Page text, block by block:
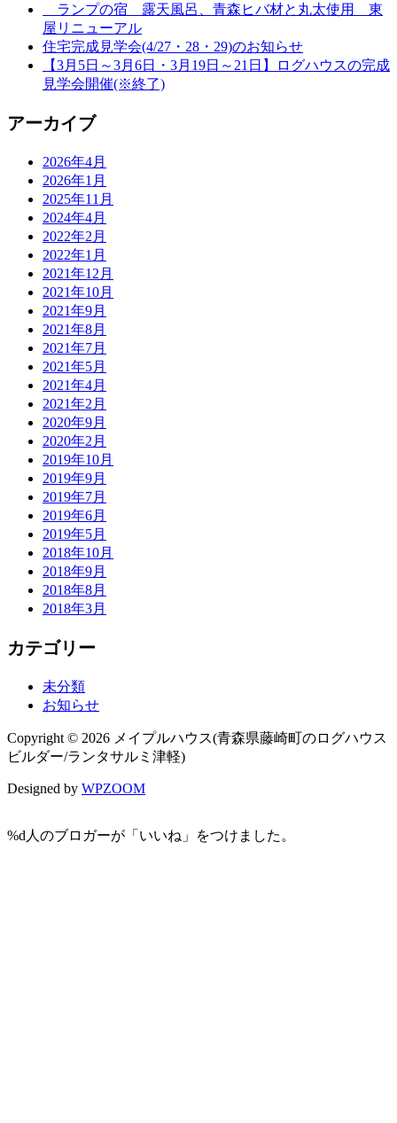
ランプの宿 露天風呂、青森ヒバ材と丸太使用 東
屋リニューアル
住宅完成見学会(4/27・28・29)のお知らせ
【3月5日～3月6日・3月19日～21日】ログハウスの完成
見学会開催(※終了)
アーカイブ
2026年4月
2026年1月
2025年11月
2024年4月
2022年2月
2022年1月
2021年12月
2021年10月
2021年9月
2021年8月
2021年7月
2021年5月
2021年4月
2021年2月
2020年9月
2020年2月
2019年10月
2019年9月
2019年7月
2019年6月
2019年5月
2018年10月
2018年9月
2018年8月
2018年3月
カテゴリー
未分類
お知らせ
Copyright © 2026 メイプルハウス(青森県藤崎町のログハウス
ビルダー/ランタサルミ津軽)
Designed by WPZOOM
%d 人のブロガーが「いいね」をつけました。